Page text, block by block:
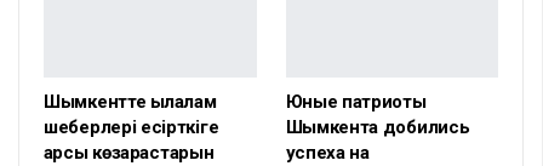
Шымкентте қылқалам
шеберлері есірткіге
қарсы көзқарастарын
Юные патриоты
Шымкента добились
успеха на